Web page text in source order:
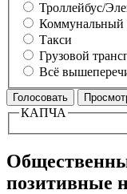
Троллейбус/
Коммунальный
Такси
Грузовой
Всё
КАПЧА
позитивные